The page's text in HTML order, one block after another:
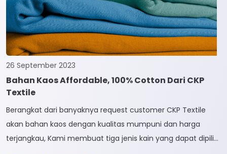
26 September 2023
Bahan Kaos Affordable, 100% Cotton Dari CKP
Textile
Berangkat dari banyaknya request customer CKP Textile
akan bahan kaos dengan kualitas mumpuni dan harga
terjangkau, Kami membuat tiga jenis kain yang dapat dipilih